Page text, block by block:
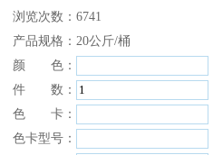
浏览次数：6741
产品规格：20公斤/桶
颜 色：
件 数：
色 卡：
色卡型号：